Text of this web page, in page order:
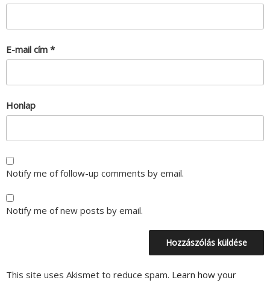
E-mail cím *
Honlap
Notify me of follow-up comments by email.
Notify me of new posts by email.
This site uses Akismet to reduce spam. Learn how your